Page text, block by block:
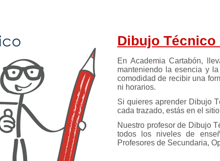
Dibujo
En Academia Cartabón,
manteniendo la esencia y
comodidad de recibir una
ni horarios.
Si quieres aprender Dibujo
cada trazado, estás en el
Nuestro profesor de Dibujo
todos los niveles de
Profesores de Secundaria,